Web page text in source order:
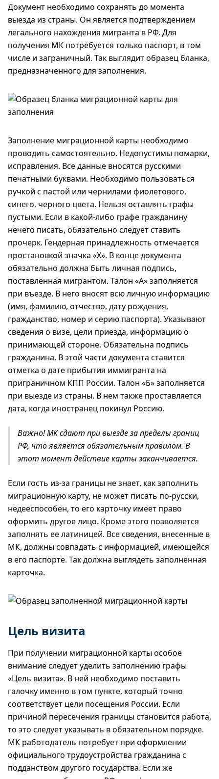
Документ необходимо сохранять до момента
выезда из страны. Он является подтверждением
легального нахождения мигранта в РФ. Для
получения МК потребуется только паспорт, в том
числе и заграничный. Так выглядит образец бланка,
предназначенного для заполнения.
Заполнение миграционной карты необходимо
проводить самостоятельно. Недопустимы помарки,
исправления. Все данные вносятся русскими
печатными буквами. Необходимо пользоваться
ручкой с пастой или чернилами фиолетового,
синего, черного цвета. Нельзя оставлять графы
пустыми. Если в какой-либо графе гражданину
нечего писать, обязательно следует ставить
прочерк. Гендерная принадлежность отмечается
простановкой значка «Х». В конце документа
обязательно должна быть личная подпись,
поставленная мигрантом. Талон «А» заполняется
при въезде. В него вносят всю личную информацию
(имя, фамилию, отчество, дату рождения,
гражданство, номер и серию паспорта). Указывают
сведения о визе, цели приезда, информацию о
принимающей стороне. Обязательна подпись
гражданина. В этой части документа ставится
отметка о дате прибытия иммигранта на
приграничном КПП России. Талон «Б» заполняется
при выезде из страны. В нем также проставляется
дата, когда иностранец покинул Россию.
Важно! МК сдают при выезде за пределы границ
РФ, что является обязательным правилом. В
этот момент действие карты заканчивается.
Если гость из-за границы не знает, как заполнить
миграционную карту, не может писать по-русски,
недееспособен, то его карточку имеет право
оформить другое лицо. Кроме этого позволяется
заполнять ее латиницей. Все сведения, внесенные в
МК, должны совпадать с информацией, имеющейся
в его паспорте. Так должна выглядеть заполненная
карточка.
Цель визита
При получении миграционной карты особое
внимание следует уделить заполнению графы
«Цель визита». В ней необходимо поставить
галочку именно в том пункте, который точно
соответствует цели посещения России. Если
причиной пересечения границы становится работа,
то это следует указывать в обязательном порядке.
МК работодатель потребует при оформлении
официального трудоустройства гражданина с
подданством другого государства. Если же